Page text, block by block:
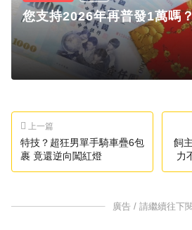
您支持2026年再普發1萬嗎
上一篇
特技？超狂男單手騎車疊6包
裹 竟還逆向闖紅燈
飼
力
廣告 / 請繼續往下